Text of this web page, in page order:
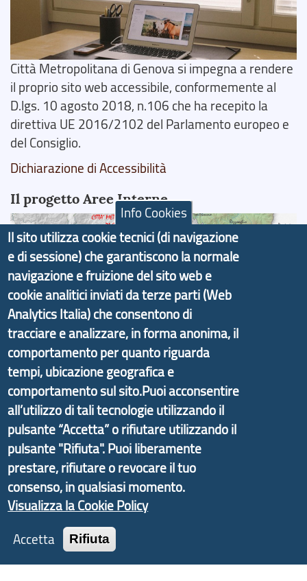
Città Metropolitana di Genova si impegna a rendere
il proprio sito web accessibile, conformemente al
D.lgs. 10 agosto 2018, n.106 che ha recepito la
direttiva UE 2016/2102 del Parlamento europeo e
del Consiglio.
Dichiarazione di Accessibilità
Il progetto Aree Interne
Il portale di marketing territoriale e sviluppo locale
di Genova Città Metropolitana si è sviluppato a
partire dal progetto nazionale Aree Interne
promosso dal Dipartimento per lo Sviluppo
Economico e finalizzato al rilancio socio-economico
delle valli dell’entroterra. In particolare fornisce
informazioni ed aggiornamenti sullaStrategia
d'Area Antola-Tigullio, in collaborazione con Regione
Liguria ed ANCI Liguria.
Copyright © 2017 Città metropolitana di Genova |
CF: 80007350103
Tecnologie e Accessibilità
Info Cookies
Il sito utilizza cookie tecnici (di navigazione
e di sessione) che garantiscono la normale
navigazione e fruizione del sito web e
cookie analitici inviati da terze parti (Web
Analytics Italia) che consentono di
tracciare e analizzare, in forma anonima, il
comportamento per quanto riguarda
tempi, ubicazione geografica e
comportamento sul sito.Puoi acconsentire
all’utilizzo di tali tecnologie utilizzando il
pulsante “Accetta” o rifiutare utilizzando il
pulsante "Rifiuta". Puoi liberamente
prestare, rifiutare o revocare il tuo
consenso, in qualsiasi momento.
Visualizza la Cookie Policy
Accetta
Rifiuta